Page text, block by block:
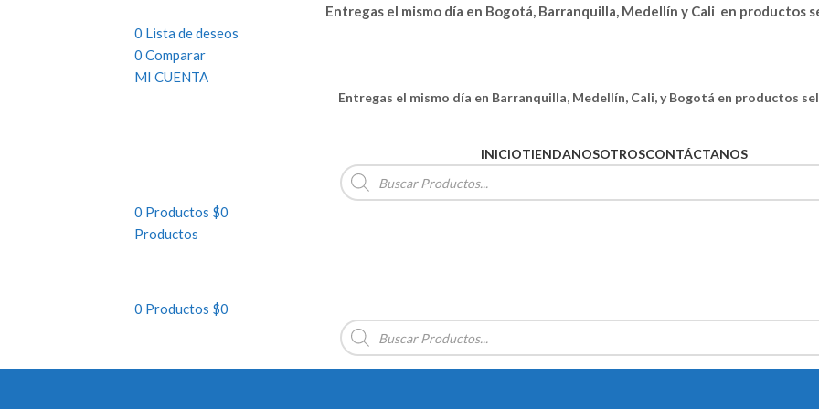
Entregas el mismo día en Bogotá, Barranquilla, Medellín y Cali en productos
0 Lista de deseos
0 Comparar
MI CUENTA
Entregas el mismo día en Barranquilla, Medellín, Cali, y Bogotá en productos
INICIOTIENDANOSOTROSCONTÁCTANOS
Búsqueda
de
productos
0 Productos $0
Productos
0 Productos $0
Búsqueda
de
productos